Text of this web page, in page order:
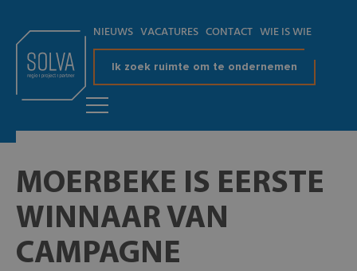
NIEUWS VACATURES CONTACT WIE IS WIE
Ik zoek ruimte om te ondernemen
MOERBEKE IS EERSTE
WINNAAR VAN
CAMPAGNE